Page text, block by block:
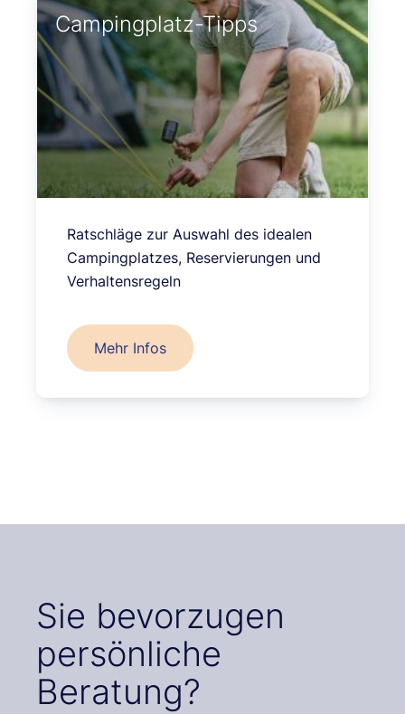
Campingplatz-Tipps
Ratschläge zur Auswahl des idealen
Campingplatzes, Reservierungen und
Verhaltensregeln
Mehr Infos
Sie bevorzugen
persönliche
Beratung?